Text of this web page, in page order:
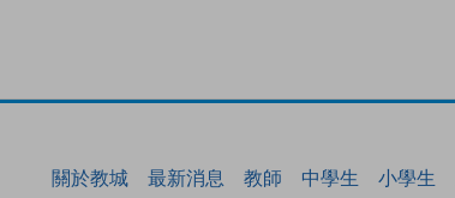
關於教城 最新消息 教師 中學生 小學生